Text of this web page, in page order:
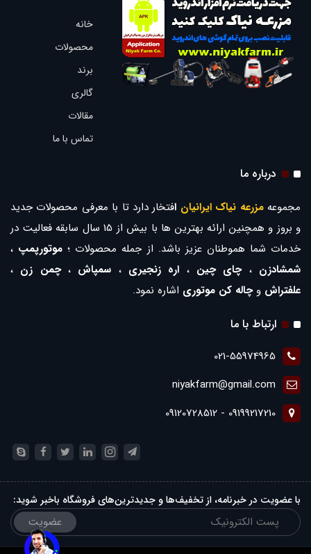
خانه
محصولات
برند
گالری
مقالات
تماس با ما
درباره ما
مجموعهمزرعه نیاک ایرانیان افتخار دارد تا با معرفی محصولات جدید
و بروز و همچنین ارائه بهترین ها با بیش از 15 سال سابقه فعالیت در
خدمات شما هموطنان عزیز باشد. از جمله محصولات ؛ موتورپمپ ،
شمشادزن ،چای چین ، اره زنجیری ، سمپاش ،چمن زن ،
علفتراش وچاله کن موتوری اشاره نمود.
ارتباط با ما
021-55974965
niyakfarm@gmail.com
09199217210 - 09120728512
با عضویت در خبرنامه، از تخفیف‌ها و جدیدترین‌های فروشگاه باخبر شوید:
عضویت